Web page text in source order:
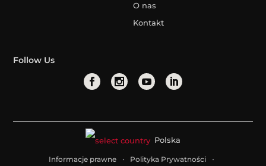
O nas
Kontakt
Follow Us
Polska
Informacje prawne Polityka Prywatności